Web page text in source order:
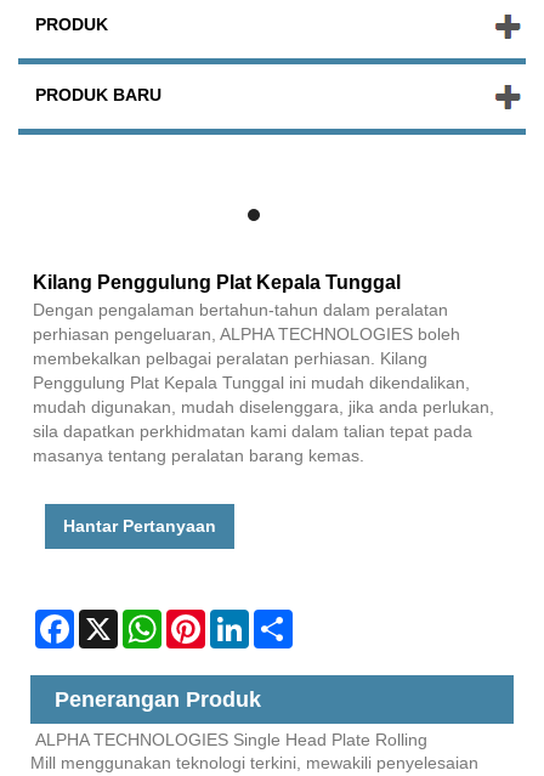
PRODUK
PRODUK BARU
Kilang Penggulung Plat Kepala Tunggal
Dengan pengalaman bertahun-tahun dalam peralatan
perhiasan pengeluaran, ALPHA TECHNOLOGIES boleh
membekalkan pelbagai peralatan perhiasan. Kilang
Penggulung Plat Kepala Tunggal ini mudah dikendalikan,
mudah digunakan, mudah diselenggara, jika anda perlukan,
sila dapatkan perkhidmatan kami dalam talian tepat pada
masanya tentang peralatan barang kemas.
Hantar Pertanyaan
Facebook
X WhatsAppPinterestLinkedIn
Penerangan Produk
ALPHA TECHNOLOGIES Single Head Plate Rolling
Mill menggunakan teknologi terkini, mewakili penyelesaian